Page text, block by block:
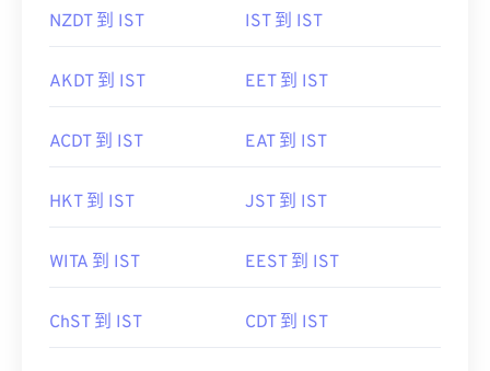
NZDT 到 IST IST 到 IST
AKDT 到 IST EET 到 IST
ACDT 到 IST EAT 到 IST
HKT 到 IST JST 到 IST
WITA 到 IST EEST 到 IST
ChST 到 IST CDT 到 IST